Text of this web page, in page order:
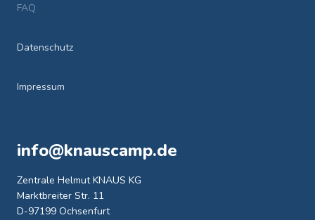
FAQ
Datenschutz
Impressum
info@knauscamp.de
Zentrale Helmut KNAUS KG
Marktbreiter Str. 11
D-97199 Ochsenfurt